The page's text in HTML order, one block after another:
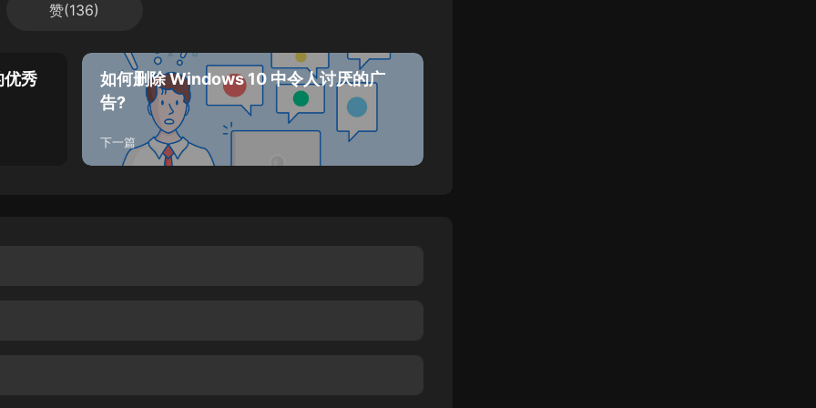
赞(136)
秀
如何删除 Windows 10 中令人讨厌的广
告?
下一篇